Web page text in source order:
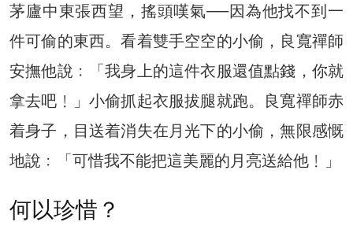
茅廬中東張西望，搖頭嘆氣──因為他找不到一
件可偷的東西。看着雙手空空的小偷，良寬禪師
安撫他說﹕「我身上的這件衣服還值點錢，你就
拿去吧﹗」小偷抓起衣服拔腿就跑。良寬禪師赤
着身子，目送着消失在月光下的小偷，無限感慨
地說﹕「可惜我不能把這美麗的月亮送給他﹗」
何以珍惜？